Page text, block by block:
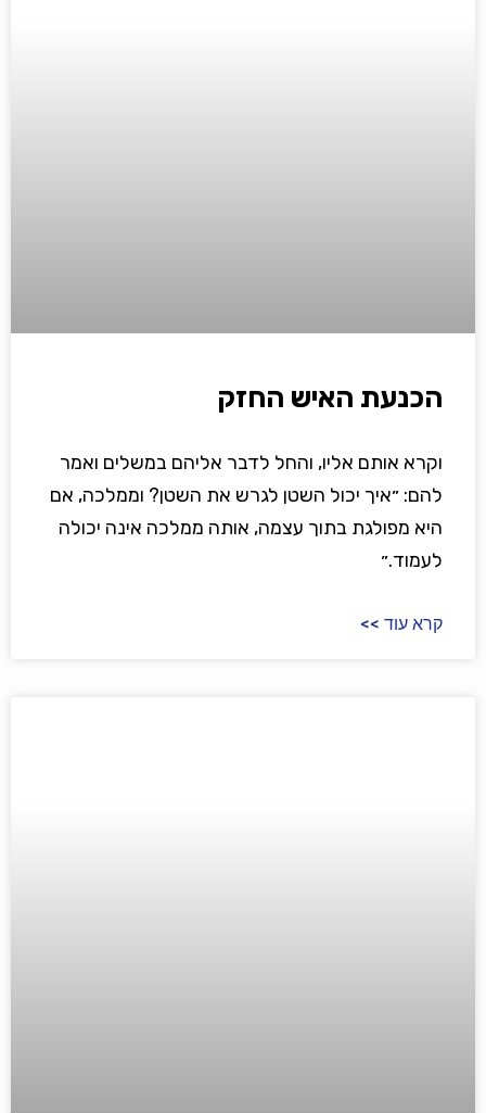
הכנעת האיש החזק
וקרא אותם אליו, והחל לדבר אליהם במשלים ואמר
להם: ״איך יכול השטן לגרש את השטן? וממלכה, אם
היא מפולגת בתוך עצמה, אותה ממלכה אינה יכולה
לעמוד.״
קרא עוד >>